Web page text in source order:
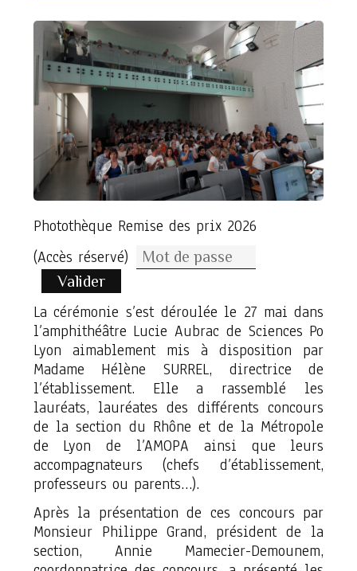
Photothèque Remise des prix 2026
(Accès réservé)
Valider
La cérémonie s’est déroulée le 27 mai dans
l’amphithéâtre Lucie Aubrac de Sciences Po
Lyon aimablement mis à disposition par
Madame Hélène SURREL, directrice de
l’établissement. Elle a rassemblé les
lauréats, lauréates des différents concours
de la section du Rhône et de la Métropole
de Lyon de l’AMOPA ainsi que leurs
accompagnateurs (chefs d’établissement,
professeurs ou parents…).
Après la présentation de ces concours par
Monsieur Philippe Grand, président de la
section, Annie Mamecier-Demounem,